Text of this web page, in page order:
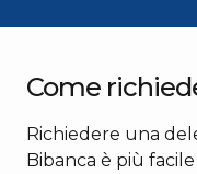
Come
Richiedere una
Bibanca è più